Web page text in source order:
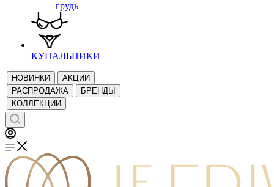
грудь
КУПАЛЬНИКИ
НОВИНКИ
АКЦИИ
РАСПРОДАЖА
БРЕНДЫ
КОЛЛЕКЦИИ